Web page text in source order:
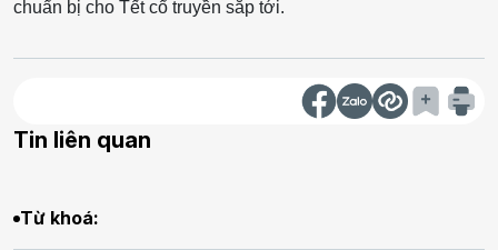
chuẩn bị cho Tết cổ truyền sắp tới.
Tin liên quan
Từ khoá: